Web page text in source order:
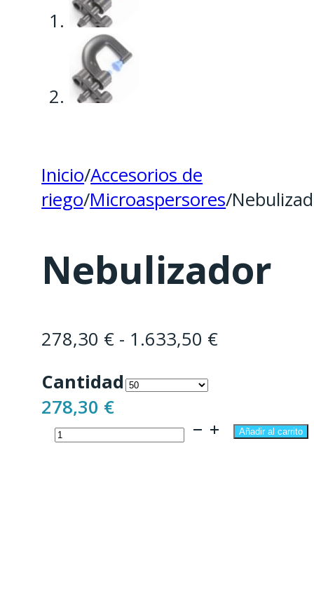
Inicio/Accesorios de
riego/Microaspersores/
Nebulizador
278,30 € - 1.633,50 €Rango
278,30 €
Cantidad
278,30 €
Nebulizador
Añadir al carrito